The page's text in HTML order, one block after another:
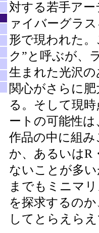
対する若手ア
ァイバーグラ
形で現われた
ク”と呼ぶが、
生まれた光沢
関心がさらに
る。そして現
ートの可能性
作品の中に組
か、あるいはR
ないことが多
までもミニマ
を探求するの
してとらえら